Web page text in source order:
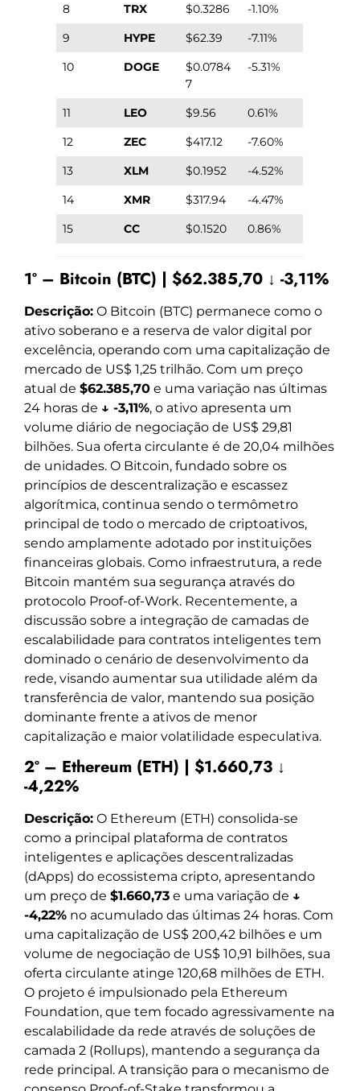
8
TRX $0.3286
-1.10%
9
HYPE $62.39
-7.11%
10
DOGE
$0.0784
7
-5.31%
11 LEO $9.56
0.61%
12
ZEC $417.12
-7.60%
13
XLM $0.1952
-4.52%
14
XMR $317.94
-4.47%
15
CC $0.1520 0.86%
1º – Bitcoin (BTC) | $62.385,70 ↓ -3,11%
Descrição: O Bitcoin (BTC) permanece como o
ativo soberano e a reserva de valor digital por
excelência, operando com uma capitalização de
mercado de US$ 1,25 trilhão. Com um preço
atual de $62.385,70 e uma variação nas últimas
24 horas de ↓ -3,11%, o ativo apresenta um
volume diário de negociação de US$ 29,81
bilhões. Sua oferta circulante é de 20,04 milhões
de unidades. O Bitcoin, fundado sobre os
princípios de descentralização e escassez
algorítmica, continua sendo o termômetro
principal de todo o mercado de criptoativos,
sendo amplamente adotado por instituições
financeiras globais. Como infraestrutura, a rede
Bitcoin mantém sua segurança através do
protocolo Proof-of-Work. Recentemente, a
discussão sobre a integração de camadas de
escalabilidade para contratos inteligentes tem
dominado o cenário de desenvolvimento da
rede, visando aumentar sua utilidade além da
transferência de valor, mantendo sua posição
dominante frente a ativos de menor
capitalização e maior volatilidade especulativa.
2º – Ethereum (ETH) | $1.660,73 ↓
-4,22%
Descrição: O Ethereum (ETH) consolida-se
como a principal plataforma de contratos
inteligentes e aplicações descentralizadas
(dApps) do ecossistema cripto, apresentando
um preço de $1.660,73 e uma variação de ↓
-4,22% no acumulado das últimas 24 horas. Com
uma capitalização de US$ 200,42 bilhões e um
volume de negociação de US$ 10,91 bilhões, sua
oferta circulante atinge 120,68 milhões de ETH.
O projeto é impulsionado pela Ethereum
Foundation, que tem focado agressivamente na
escalabilidade da rede através de soluções de
camada 2 (Rollups), mantendo a segurança da
rede principal. A transição para o mecanismo de